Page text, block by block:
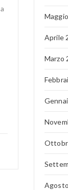
Aprile
Marzo